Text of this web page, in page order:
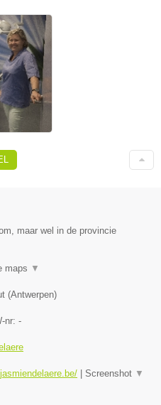
maar wel in de provincie
maps ▼
(Antwerpen)
nr: -
| Screenshot ▼